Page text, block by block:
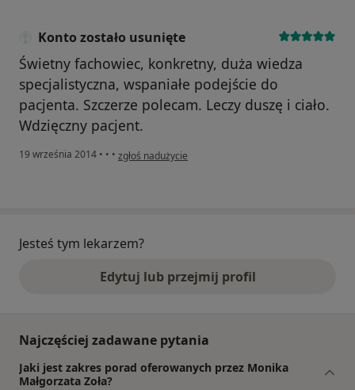
Konto zostało usunięte
Świetny fachowiec, konkretny, duża wiedza
specjalistyczna, wspaniałe podejście do
pacjenta. Szczerze polecam. Leczy duszę i ciało.
Wdzięczny pacjent.
19 września 2014 • • • w opinii użytkownika Konto zostało usunięte
zgłoś nadużycie
Jesteś tym lekarzem?
Edytuj lub przejmij profil
Najczęściej zadawane pytania
Jaki jest zakres porad oferowanych przez Monika
Małgorzata Zoła?